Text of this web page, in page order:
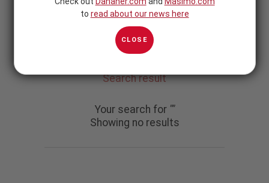
Search result
Your search for ""
Showing no results
to read about our news here
CLOSE